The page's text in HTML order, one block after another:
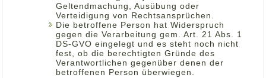
Geltendmachung, Ausübung oder
Verteidigung von Rechtsansprüchen.
Die betroffene Person hat Widerspruch
gegen die Verarbeitung gem. Art. 21 Abs. 1
DS-GVO eingelegt und es steht noch nicht
fest, ob die berechtigten Gründe des
Verantwortlichen gegenüber denen der
betroffenen Person überwiegen.